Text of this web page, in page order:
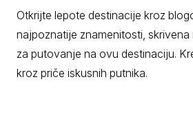
Otkrijte lepote destinacije kroz
najpoznatije znamenitosti,
za putovanje na ovu destinaciju.
kroz priče iskusnih putnika.